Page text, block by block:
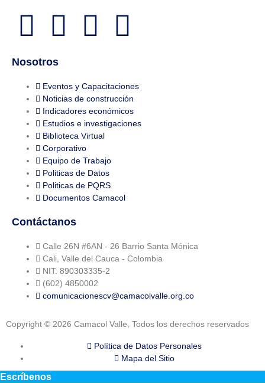
Nosotros
Eventos y Capacitaciones
Noticias de construcción
Indicadores económicos
Estudios e investigaciones
Biblioteca Virtual
Corporativo
Equipo de Trabajo
Politicas de Datos
Politicas de PQRS
Documentos Camacol
Contáctanos
Calle 26N #6AN - 26 Barrio Santa Mónica
Cali, Valle del Cauca - Colombia
NIT: 890303335-2
(602) 4850002
comunicacionescv@camacolvalle.org.co
Copyright © 2026 Camacol Valle, Todos los derechos reservados
Política de Datos Personales
Mapa del Sitio
Escríbenos